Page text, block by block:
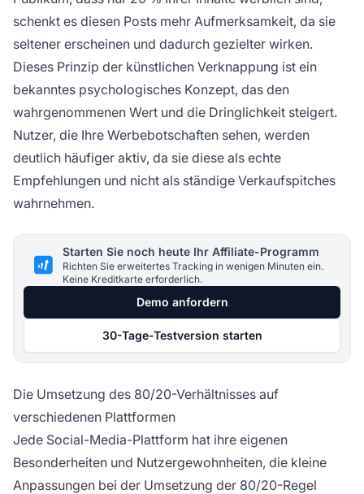
schenkt es diesen Posts mehr Aufmerksamkeit, da sie
seltener erscheinen und dadurch gezielter wirken.
Dieses Prinzip der künstlichen Verknappung ist ein
bekanntes psychologisches Konzept, das den
wahrgenommenen Wert und die Dringlichkeit steigert.
Nutzer, die Ihre Werbebotschaften sehen, werden
deutlich häufiger aktiv, da sie diese als echte
Empfehlungen und nicht als ständige Verkaufspitches
wahrnehmen.
Starten Sie noch heute Ihr Affiliate-Programm
Richten Sie erweitertes Tracking in wenigen Minuten ein.
Keine Kreditkarte erforderlich.
Demo anfordern
30-Tage-Testversion starten
Die Umsetzung des 80/20-Verhältnisses auf
verschiedenen Plattformen
Jede Social-Media-Plattform hat ihre eigenen
Besonderheiten und Nutzergewohnheiten, die kleine
Anpassungen bei der Umsetzung der 80/20-Regel